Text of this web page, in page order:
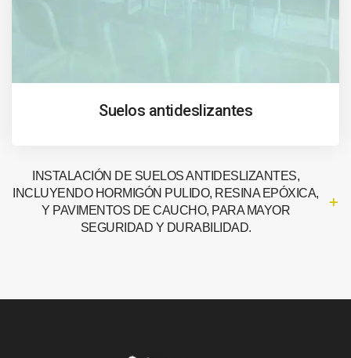
Suelos antideslizantes
INSTALACIÓN DE SUELOS ANTIDESLIZANTES,
INCLUYENDO HORMIGÓN PULIDO, RESINA EPÓXICA,
Y PAVIMENTOS DE CAUCHO, PARA MAYOR
SEGURIDAD Y DURABILIDAD.